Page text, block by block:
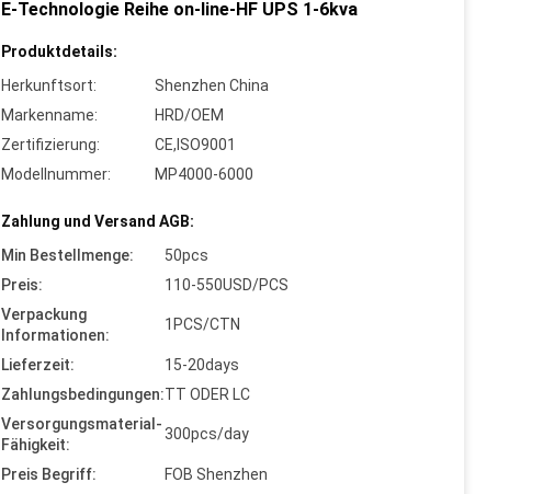
E-Technologie Reihe on-line-HF UPS 1-6kva
Produktdetails:
Herkunftsort:
Shenzhen China
Markenname:
HRD/OEM
Zertifizierung:
CE,ISO9001
Modellnummer:
MP4000-6000
Zahlung und Versand AGB:
Min Bestellmenge:
50pcs
Preis:
110-550USD/PCS
Verpackung
Informationen:
1PCS/CTN
Lieferzeit:
15-20days
Zahlungsbedingungen:TT ODER LC
Versorgungsmaterial-
Fähigkeit:
300pcs/day
Preis Begriff: FOB Shenzhen